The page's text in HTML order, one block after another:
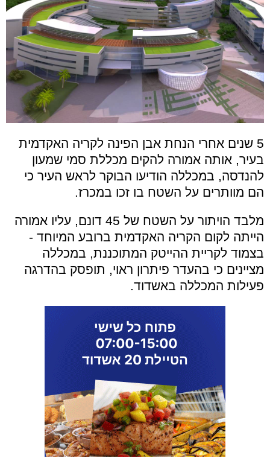
5 שנים אחרי הנחת אבן הפינה לקריה האקדמית
בעיר, אותה אמורה להקים מכללת סמי שמעון
להנדסה, במכללה הודיעו הבוקר לראש העיר כי
הם מוותרים על השטח בו זכו במכרז.
מלבד הויתור על השטח של 45 דונם, עליו אמורה
הייתה לקום הקריה האקדמית ברובע המיוחד -
בצמוד לקריית ההייטק המתוכננת, במכללה
מציינים כי בהעדר פיתרון ראוי, תופסק בהדרגה
פעילות המכללה באשדוד.